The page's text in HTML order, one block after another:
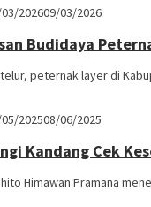
202609/03/2026
Budidaya
peternak layer di
202508/06/2025
Kandang Cek
Himawan Pramana